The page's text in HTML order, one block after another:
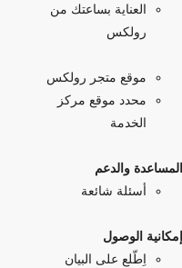
العناية بساعتك من
رولكس
موقع متجر رولكس
محدد موقع مركز
الخدمة
المساعدة والدعم
أسئلة شائعة
إمكانية الوصول
اِطّلع على البيان